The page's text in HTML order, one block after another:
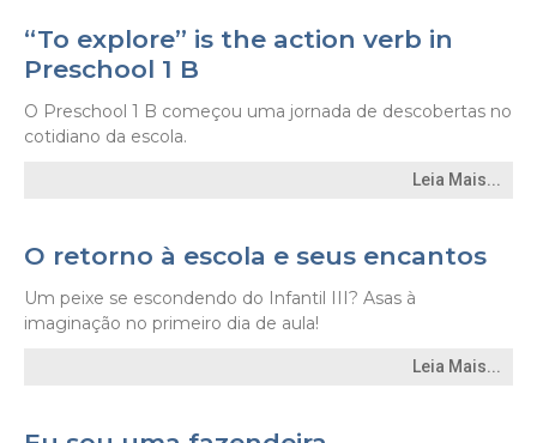
“To explore” is the action verb in
Preschool 1 B
O Preschool 1 B começou uma jornada de descobertas no
cotidiano da escola.
Leia Mais...
O retorno à escola e seus encantos
Um peixe se escondendo do Infantil III? Asas à
imaginação no primeiro dia de aula!
Leia Mais...